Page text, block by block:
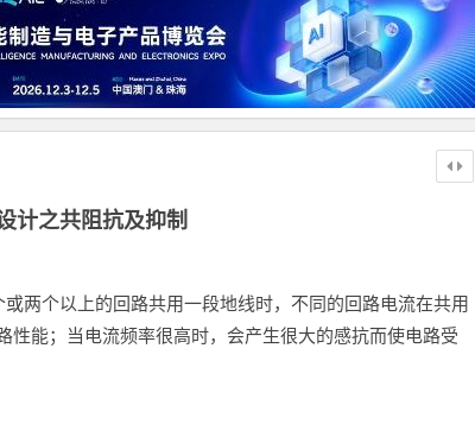
计之共阻抗及抑制
两个以上的回路共用一段地线时，不同的回路电流在共用
能；当电流频率很高时，会产生很大的感抗而使电路受